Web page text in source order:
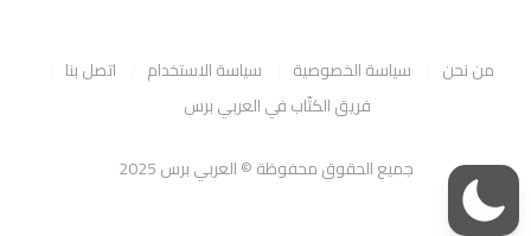
من نحن سياسة الخصوصية سياسة الاستخدام
اتصل بنا
فريق الكتّاب في العربي برس
جميع الحقوق محفوظة © العربي برس 2025